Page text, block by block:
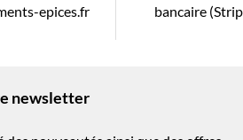
epices.fr
bancaire
newsletter